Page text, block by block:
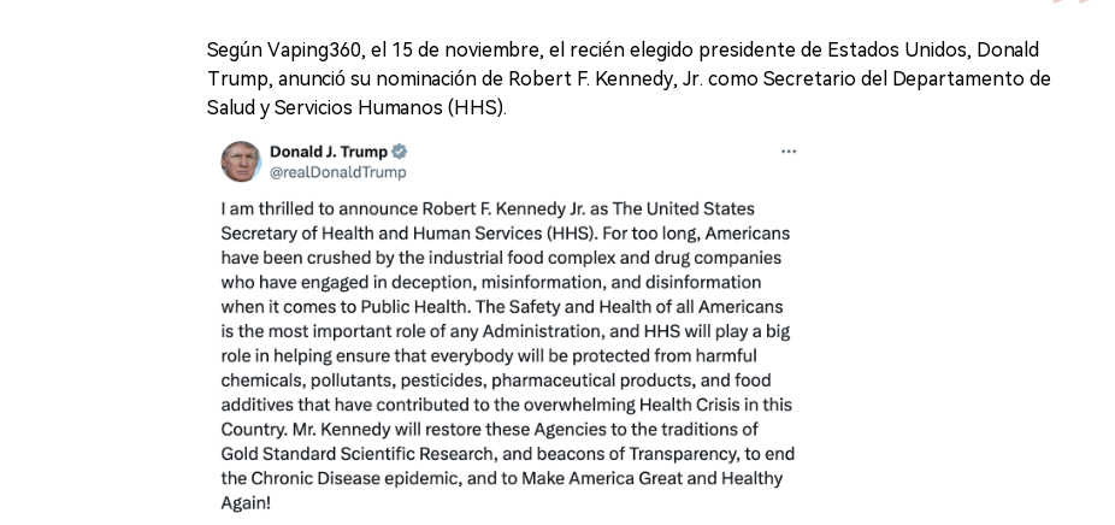
Según Vaping360, el 15 de noviembre, el recién elegido presidente de Estados Unidos, Donald
Trump, anunció su nominación de Robert F. Kennedy, Jr. como Secretario del Departamento de
Salud y Servicios Humanos (HHS).